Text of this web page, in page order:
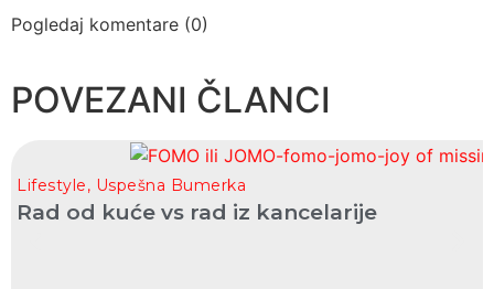
Pogledaj komentare (0)
POVEZANI ČLANCI
Lifestyle, Uspešna Bumerka
Rad od kuće vs rad iz kancelarije